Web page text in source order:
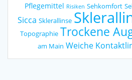
Pflegemittel Risiken Sehkomfort
Sicca Sklerallinse
Topographie Trockene
am Main Weiche